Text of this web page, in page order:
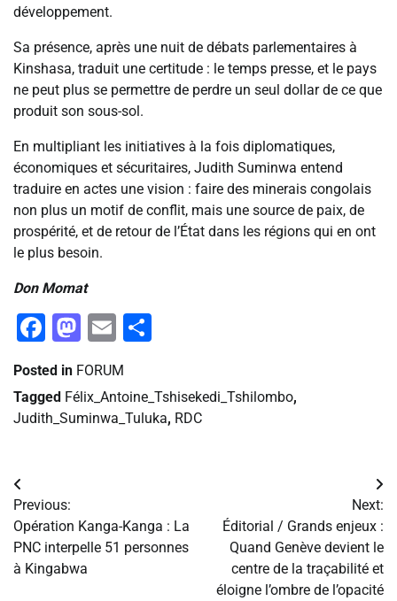
développement.
Sa présence, après une nuit de débats parlementaires à
Kinshasa, traduit une certitude : le temps presse, et le pays
ne peut plus se permettre de perdre un seul dollar de ce que
produit son sous-sol.
En multipliant les initiatives à la fois diplomatiques,
économiques et sécuritaires, Judith Suminwa entend
traduire en actes une vision : faire des minerais congolais
non plus un motif de conflit, mais une source de paix, de
prospérité, et de retour de l’État dans les régions qui en ont
le plus besoin.
Don Momat
Facebook
Mastodon
Email
Posted in FORUM
Tagged Félix_Antoine_Tshisekedi_Tshilombo,
Judith_Suminwa_Tuluka, RDC
Navigation
de
l’article
Previous:
Opération Kanga-Kanga : La
PNC interpelle 51 personnes
à Kingabwa
Next:
Éditorial / Grands enjeux :
Quand Genève devient le
centre de la traçabilité et
éloigne l’ombre de l’opacité